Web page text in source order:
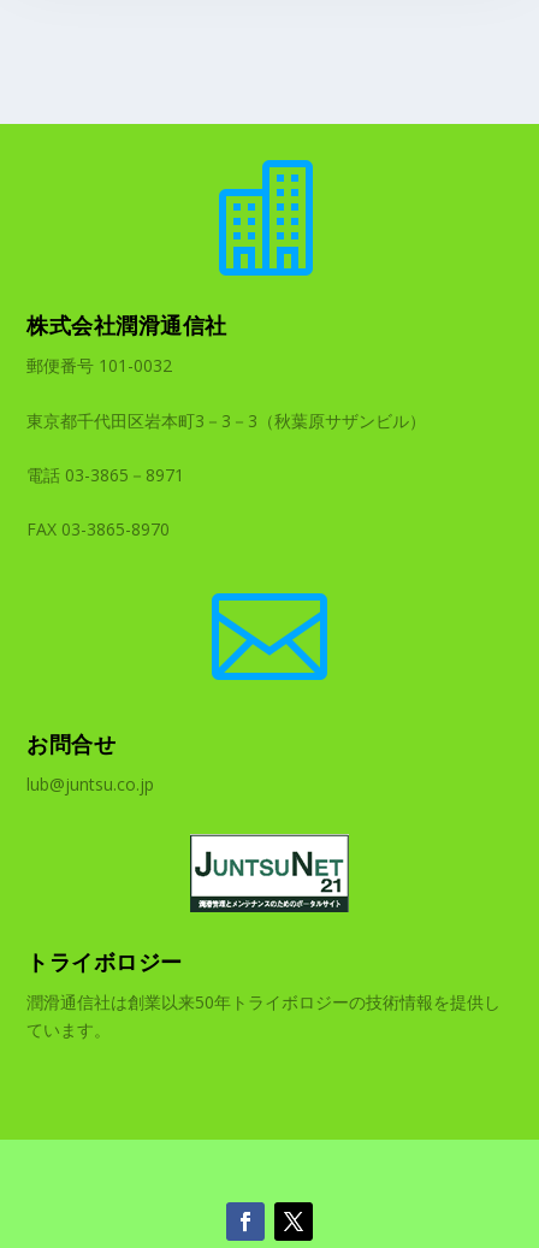

株式会社潤滑通信社
郵便番号 101-0032
東京都千代田区岩本町3－3－3（秋葉原サザンビル）
電話 03-3865－8971
FAX 03-3865-8970

お問合せ
lub@juntsu.co.jp
トライボロジー
潤滑通信社は創業以来50年トライボロジーの技術情報を提供し
ています。